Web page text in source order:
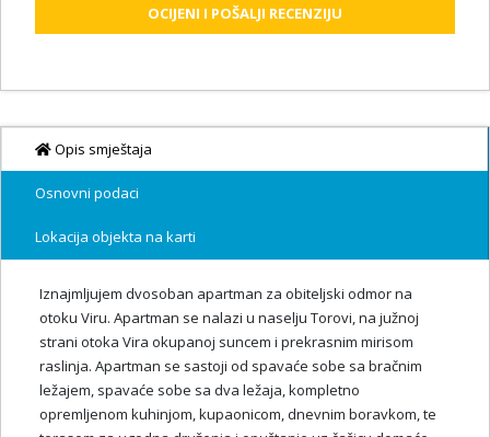
OCIJENI I POŠALJI RECENZIJU
Opis smještaja
Osnovni podaci
Lokacija objekta na karti
Iznajmljujem dvosoban apartman za obiteljski odmor na
otoku Viru. Apartman se nalazi u naselju Torovi, na južnoj
strani otoka Vira okupanoj suncem i prekrasnim mirisom
raslinja. Apartman se sastoji od spavaće sobe sa bračnim
ležajem, spavaće sobe sa dva ležaja, kompletno
opremljenom kuhinjom, kupaonicom, dnevnim boravkom, te